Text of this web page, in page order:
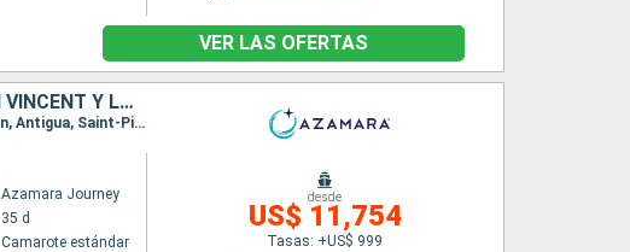
VER LAS OFERTAS
ESTADOS UNIDOS, SAN MARTÍN, ANTIGUA Y BARBUDA, SAN VINCENT Y LAS GRANADINAS, GRENADA, BARBADOS, TRINIDAD Y TOBAGO, BRASIL, URUGUAY, ARGENTINA
Itinerario : Miami, St John Cruz Bay, Charlotte Amalie, Philipsburg, Charlestown, Antigua, Saint-Pierre (Martinique), Port Elisabeth st vincent, Grenada, Bridgetown, Scarborough, Isla Real, Belem, Recife, Salvador de Bahia, Buzios, Rio de Janeiro, Parati, Ilhabella, Santos, Montevideo, Buenos Aires
Azamara Journey
35 d
Camarote estándar
desde
US$ 11,754
Tasas: +US$ 999